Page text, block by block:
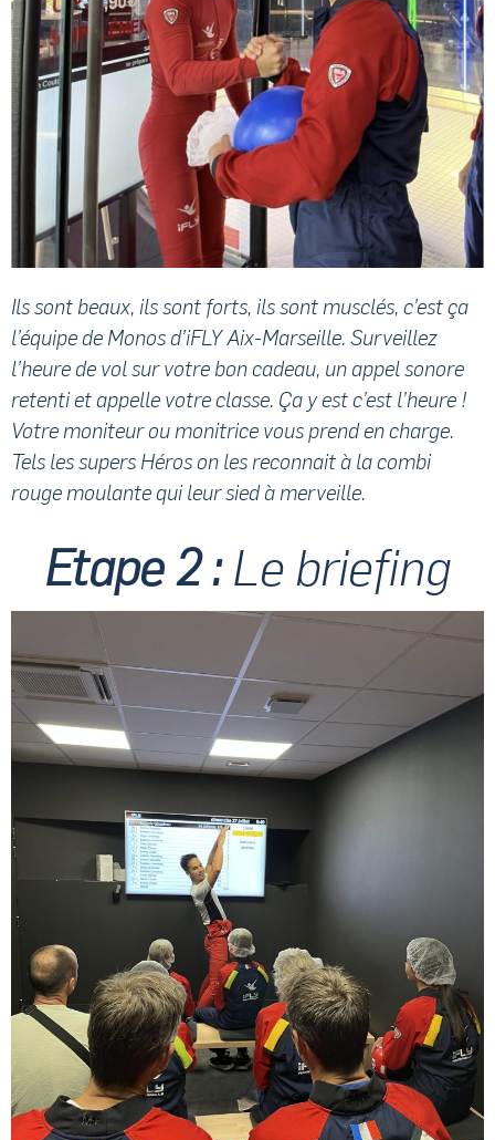
Ils sont beaux, ils sont forts, ils sont musclés, c’est ça
l’équipe de Monos d’iFLY Aix-Marseille. Surveillez
l’heure de vol sur votre bon cadeau, un appel sonore
retenti et appelle votre classe. Ça y est c’est l’heure !
Votre moniteur ou monitrice vous prend en charge.
Tels les supers Héros on les reconnait à la combi
rouge moulante qui leur sied à merveille.
Etape 2 :Le briefing